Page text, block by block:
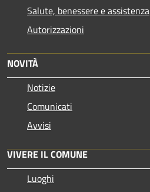
Salute, benessere e assistenza
Autorizzazioni
NOVITÀ
Notizie
Comunicati
Avvisi
VIVERE IL COMUNE
Luoghi